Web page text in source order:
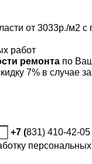
от 3033р./м2 с
работ
ремонта по
7% в случае
+7 (831) 410-42-05